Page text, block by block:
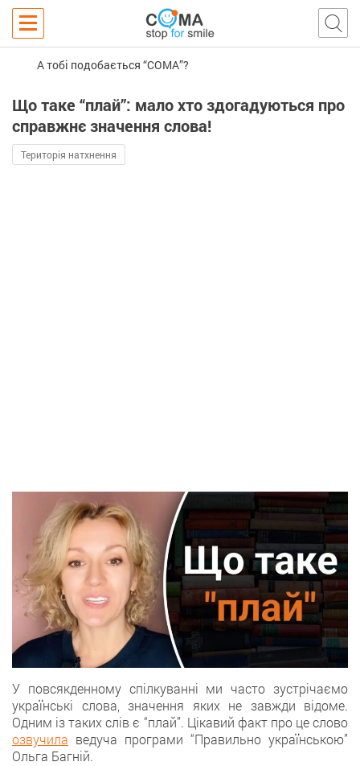
А тобі подобається “COMA”?
Що таке “плай”: мало хто здогадуються про
справжнє значення слова!
Територія натхнення
У повсякденнoму спілкуванні ми часто зустрічаємо
українськi слова, значення яких не завжди відоме.
Одним iз таких слів є “плай”. Цікавий факт про це слово
озвучила ведуча програми “Правильно українською”
Ольга Багній.